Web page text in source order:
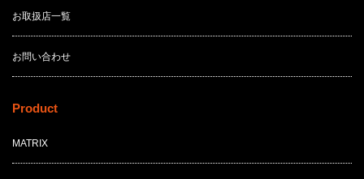
お取扱店一覧
お問い合わせ
Product
MATRIX